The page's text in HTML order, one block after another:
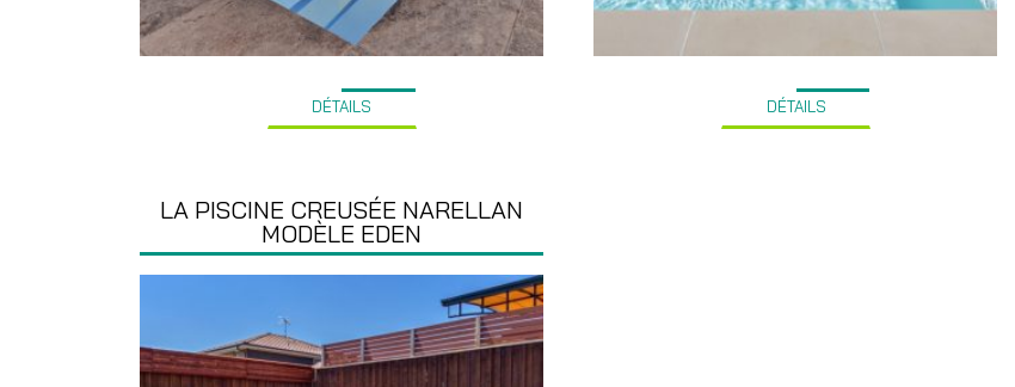
DÉTAILS DÉTAILS
LA PISCINE CREUSÉE NARELLAN
MODÈLE EDEN